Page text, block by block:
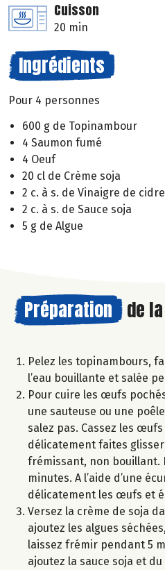
Cuisson
20 min
Ingrédients
Pour 4 personnes
600 g de Topinambour
4 Saumon fumé
4 Oeuf
20 cl de Crème soja
2 c. à s. de Vinaigre de cidre
2 c. à s. de Sauce soja
5 g de Algue
Préparation de la
Pelez les topinambours,
l’eau bouillante et salée
Pour cuire les œufs
une sauteuse ou une
salez pas. Cassez les
délicatement faites
frémissant, non bouillant.
minutes. A l’aide d’une
délicatement les œufs et
Versez la crème de soja
ajoutez les algues
laissez frémir pendant 5
ajoutez la sauce soja et